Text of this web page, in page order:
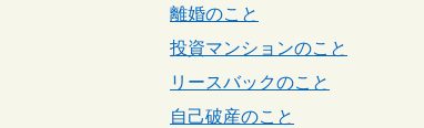
離婚のこと
投資マンションのこと
リースバックのこと
自己破産のこと